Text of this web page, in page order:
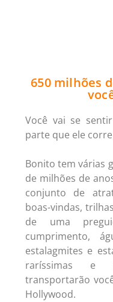
650 milhões
Você vai se
parte que ele
Bonito tem várias
de milhões de
conjunto de
boas-vindas,
de uma
cumprimento,
estalagmites e
raríssimas e
transportarão
Hollywood.